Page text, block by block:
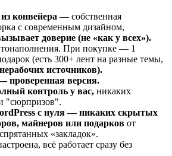
конвейера — собственная
с современным дизайном,
доверие (не «как у всех»).
При покупке — 1
(есть 300+ лент на разные темы,
источников).
проверенная версия.
контроль у вас, никаких
"сюрпризов".
с нуля — никаких скрытых
майнеров или подарков от
«закладок».
всё работает сразу без